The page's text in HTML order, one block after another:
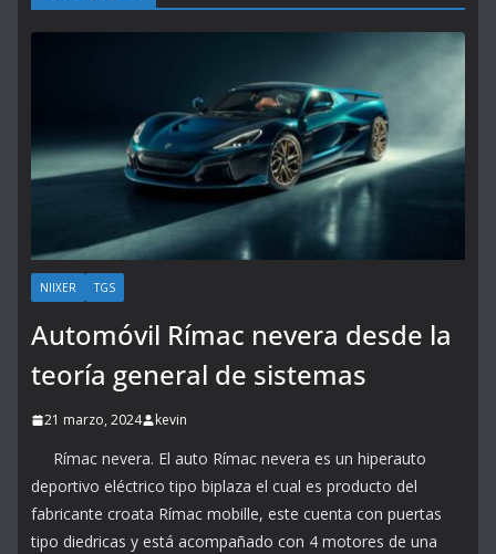
NIIXER TGS
Automóvil Rímac nevera desde la
teoría general de sistemas
21 marzo, 2024 kevin
Rímac nevera. El auto Rímac nevera es un hiperauto
deportivo eléctrico tipo biplaza el cual es producto del
fabricante croata Rímac mobille, este cuenta con puertas
tipo diedricas y está acompañado con 4 motores de una